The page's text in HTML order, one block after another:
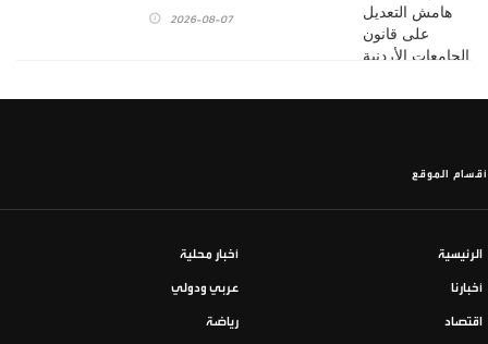
2026-08-07
أقسام الموقع
الرئيسية أخبار محلية
أخبارنا عربي ودولي
اقتصاد رياضة